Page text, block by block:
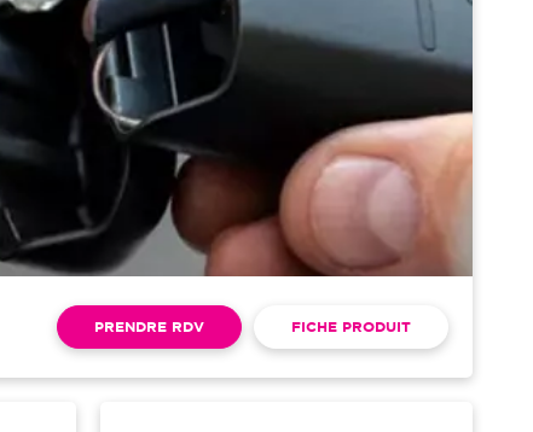
PRENDRE RDV FICHE PRODUIT